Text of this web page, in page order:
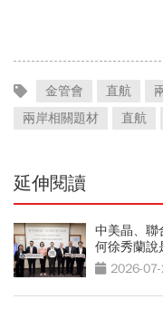
金管會 直航
兩岸相關題材
直航
延伸閱讀
中美晶、聯
何徐秀蘭說
2026-